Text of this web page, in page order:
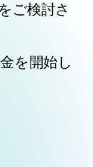
ご検討さ
を開始し